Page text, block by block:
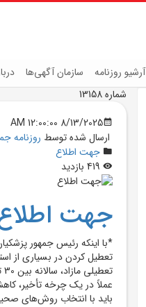
آرشیو روزنامه سازمان آگهی‌ها
شماره 13158
8/13/2025 12:00:00 AM
ارسال شده توسط روزنامه
جهت اطلاع
جهت
*با اینکه رئیس ‌جمهور
تعطیل کردن در بسیاری از
عملاً در یک چرخه تأخیر،
باید با انتخاب روش‌های